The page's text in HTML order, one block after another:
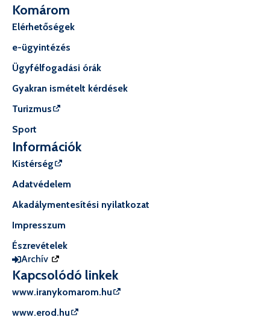
Komárom
Elérhetőségek
e-ügyintézés
Ügyfélfogadási órák
Gyakran ismételt kérdések
Turizmus
Sport
Információk
Kistérség
Adatvédelem
Akadálymentesítési nyilatkozat
Impresszum
Észrevételek
Archív
Kapcsolódó linkek
www.iranykomarom.hu
www.erod.hu